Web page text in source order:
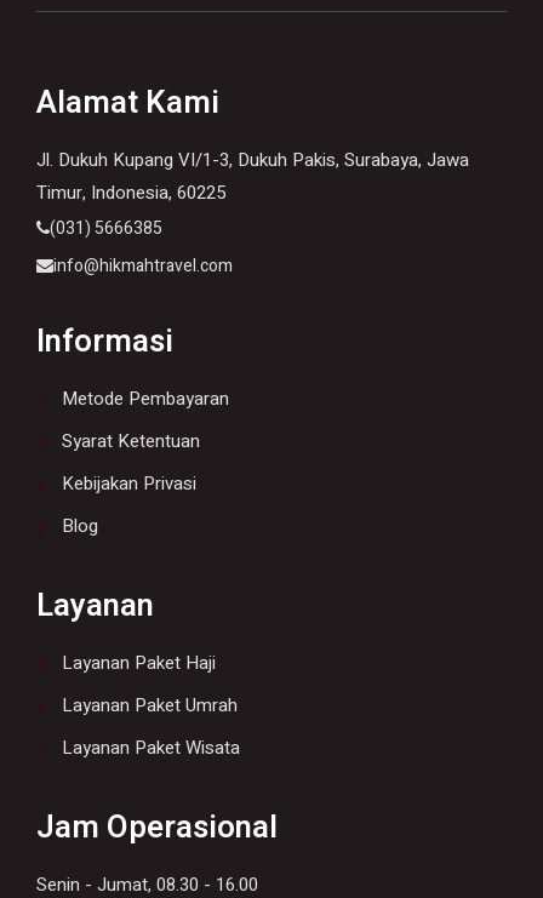
Alamat Kami
Jl. Dukuh Kupang VI/1-3, Dukuh Pakis, Surabaya, Jawa
Timur, Indonesia, 60225
(031) 5666385
info@hikmahtravel.com
Informasi
Metode Pembayaran
Syarat Ketentuan
Kebijakan Privasi
Blog
Layanan
Layanan Paket Haji
Layanan Paket Umrah
Layanan Paket Wisata
Jam Operasional
Senin - Jumat, 08.30 - 16.00